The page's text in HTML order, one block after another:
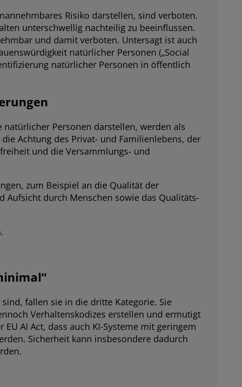
Risiko darstellen, sind verboten.
unterschwellig nachteilig zu beeinflussen.
und damit verboten. Untersagt ist auch
natürlicher Personen („Social
natürlicher Personen in öffentlich
Personen darstellen, werden als
Achtung des Privat- und Familienlebens, der
und die Versammlungs- und
zum Beispiel an die Qualität der
Aufsicht durch Menschen sowie das Qualitäts-
fallen sie in die dritte Kategorie. Sie
Verhaltenskodizes erstellen und ermutigt
AI Act, dass auch KI-Systeme mit geringem
Sicherheit kann insbesondere dadurch